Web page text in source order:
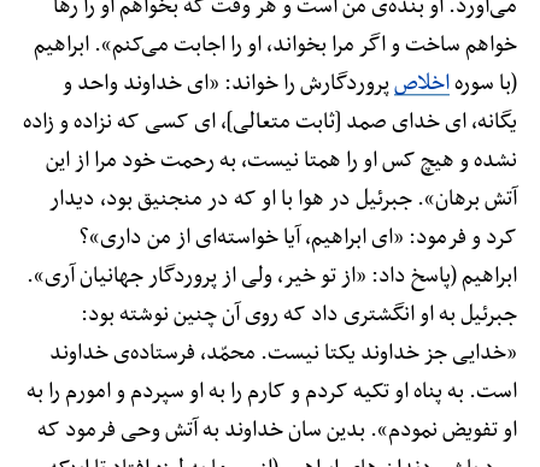
خواهم ساخت و اگر مرا بخواند، او را اجابت می‌کنم». ابراهیم
(با سورهاخلاصپروردگارش را خواند: «ای خداوند واحد و
یگانه، ای خدای صمد [ثابت متعالی]، ای کسی که نزاده و زاده
نشده و هیچ کس او را همتا نیست، به رحمت خود مرا از این
آتش برهان». جبرئیل در هوا با او که در منجنیق بود، دیدار
کرد و فرمود: «ای ابراهیم، آیا خواسته‌ای از من داری»؟
ابراهیم (پاسخ داد: «از تو خیر، ولی از پروردگار جهانیان آری».
جبرئیل به او انگشتری داد که روی آن چنین نوشته بود:
«خدایی جز خداوند یکتا نیست. محمّد، فرستاده‌ی خداوند
است. به پناه او تکیه کردم و کارم را به او سپردم و امورم را به
او تفویض نمودم». بدین سان خداوند به آتش وحی فرمود که